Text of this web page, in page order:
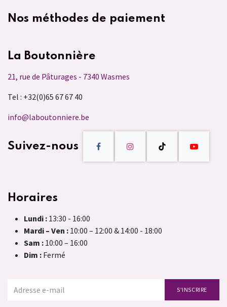
Nos méthodes de paiement
La Boutonnière
21, rue de Pâturages - 7340 Wasmes
Tel : +32(0)65 67 67 40
info@laboutonniere.be
Suivez-nous
Horaires
Lundi : 13:30 - 16:00
Mardi – Ven : 10:00 – 12:00 & 14:00 - 18:00
Sam : 10:00 – 16:00
Dim : Fermé
S'INSCRIRE